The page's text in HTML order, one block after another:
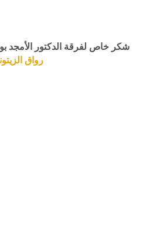
شكر خاص لفرقة الدكتور الأمجد
رواق